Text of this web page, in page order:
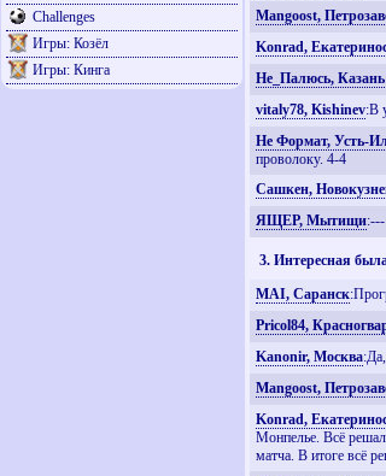
Challenges
Игры: Козёл
Игры: Кинга
Mangoost,
Konrad,
Не_Палюсь, Казань
vitaly78, Kishinev:В
Не Формат, Усть-
проволоку. 4-4
Сашкен,
ЯЩЕР, Мытищи:---
3. Интересная
MAI, Саранск
Pricol84,
Kanonir, Москва
Mangoost,
Konrad,
Монпелье. Всё
матча. В итоге всё